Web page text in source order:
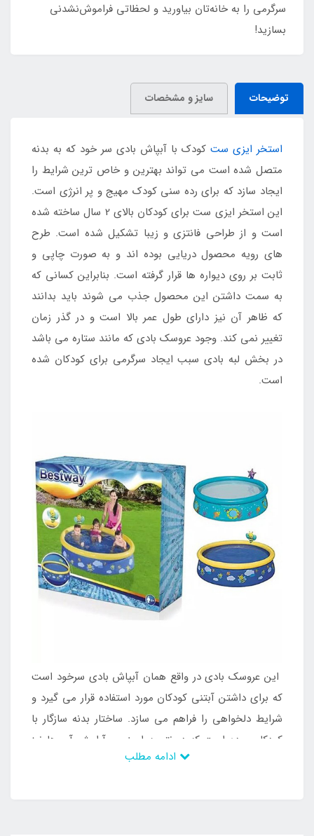
سرگرمی را به خانه‌تان بیاورید و لحظاتی فراموش‌نشدنی
بسازید!
توضیحات سایز و مشخصات
استخر ایزی ست کودک با آبپاش بادی سر خود که به بدنه
متصل شده است می تواند بهترین و خاص ترین شرایط را
ایجاد سازد که برای رده سنی کودک مهیج و پر انرژی است.
این استخر ایزی ست برای کودکان بالای 2 سال ساخته شده
است و از طراحی فانتزی و زیبا تشکیل شده است. طرح
های رویه محصول دریایی بوده اند و به صورت چاپی و
ثابت بر روی دیواره ها قرار گرفته است. بنابراین کسانی که
به سمت داشتن این محصول جذب می شوند باید بدانند
که ظاهر آن نیز دارای طول عمر بالا است و در گذر زمان
تغییر نمی کند. وجود عروسک بادی که مانند ستاره می باشد
در بخش لبه بادی سبب ایجاد سرگرمی برای کودکان شده
است.
این عروسک بادی در واقع همان آبپاش بادی سرخود است
که برای داشتن آبتنی کودکان مورد استفاده قرار می گیرد و
شرایط دلخواهی را فراهم می سازد. ساختار بدنه سازگار با
کودکان بوده است که در نتیجه ایمنی و آرامش آن ها نیز
تضمین می شود. استخر ایزی ست که مخاطبان کودک دارد